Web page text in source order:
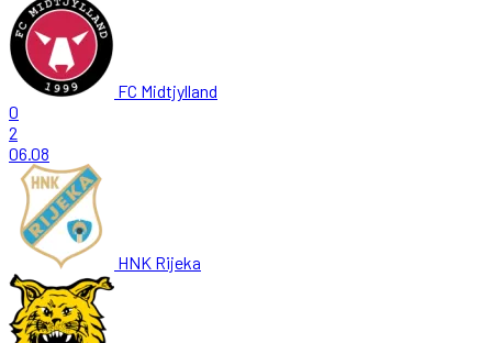
FC Midtjylland
0
2
06.08
HNK Rijeka